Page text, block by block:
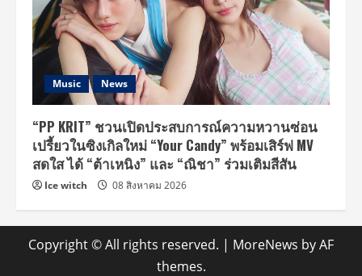
Music News
“PP KRIT” ชวนเปิดประสบการณ์ความหวานซ่อน
เปรี้ยวในซิงเกิลใหม่ “Your Candy” พร้อมเสิร์ฟ MV
สดใส ได้ “ต้าเหนิง” และ “ณิชา” ร่วมเติมสีสัน
Ice witch 08 สิงหาคม 2026
Copyright © All rights reserved. | MoreNews by AF
themes.